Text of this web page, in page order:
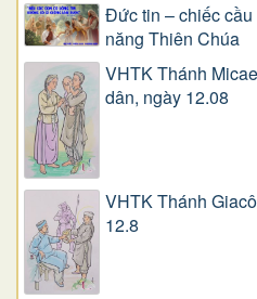
Đức tin – chiếc
năng Thiên Chúa
VHTK Thánh
dân, ngày 12.08
VHTK Thánh
12.8